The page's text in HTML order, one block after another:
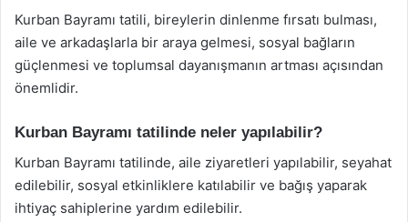
Kurban Bayramı tatili, bireylerin dinlenme fırsatı bulması,
aile ve arkadaşlarla bir araya gelmesi, sosyal bağların
güçlenmesi ve toplumsal dayanışmanın artması açısından
önemlidir.
Kurban Bayramı tatilinde neler yapılabilir?
Kurban Bayramı tatilinde, aile ziyaretleri yapılabilir, seyahat
edilebilir, sosyal etkinliklere katılabilir ve bağış yaparak
ihtiyaç sahiplerine yardım edilebilir.